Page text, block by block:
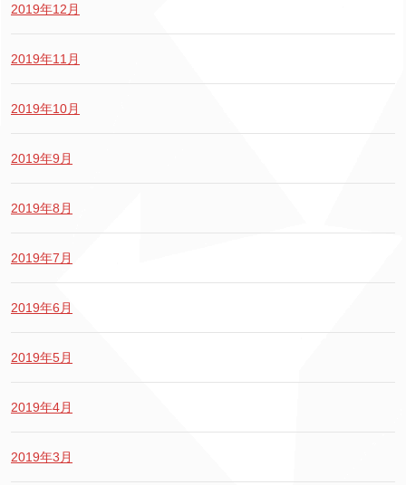
2019年12月
2019年11月
2019年10月
2019年9月
2019年8月
2019年7月
2019年6月
2019年5月
2019年4月
2019年3月